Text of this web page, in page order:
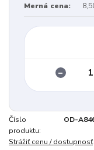
Merná cena:
Číslo
produktu:
OD-
Strážiť cenu / dostupnosť